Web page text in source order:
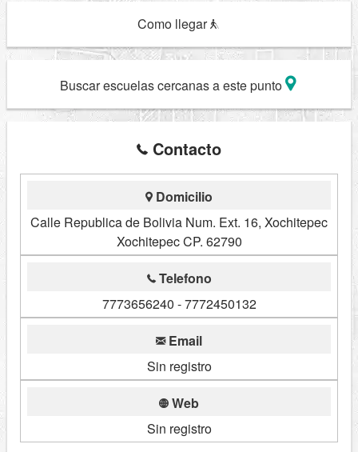
Como llegar
Buscar escuelas cercanas a este punto
Contacto
Domicilio
Calle Republica de Bolivia Num. Ext. 16, Xochitepec
Xochitepec CP. 62790
Telefono
7773656240 - 7772450132
Email
Sin registro
Web
Sin registro